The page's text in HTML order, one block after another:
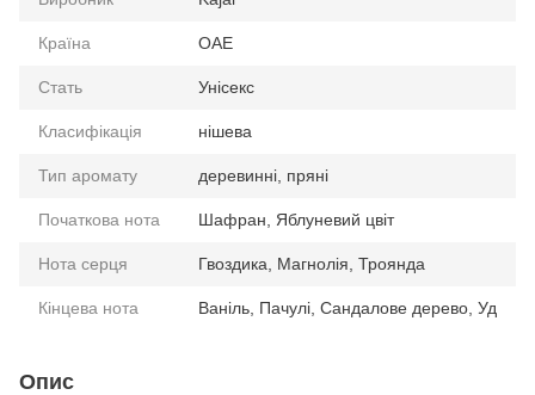
Країна ОАЕ
Стать Унісекс
Класифікація нішева
Тип аромату деревинні, пряні
Початкова нота Шафран, Яблуневий цвіт
Нота серця Гвоздика, Магнолія, Троянда
Кінцева нота Ваніль, Пачулі, Сандалове дерево, Уд
Опис